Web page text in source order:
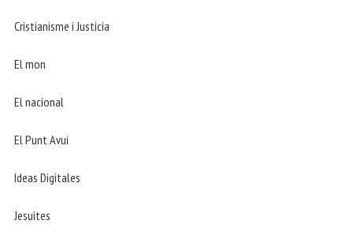
Cristianisme i Justicia
El mon
El nacional
El Punt Avui
Ideas Digitales
Jesuites